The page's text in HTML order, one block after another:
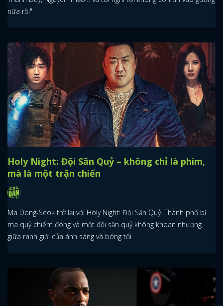
nữa rồi"
Holy Night: Đội Săn Quỷ – không chỉ là phim,
mà là một trận chiến
Ma Dong-Seok trở lại với Holy Night: Đội Săn Quỷ. Thành phố bị
ma quỷ chiếm đóng và một đội săn quỷ không khoan nhượng
giữa ranh giới của ánh sáng và bóng tối